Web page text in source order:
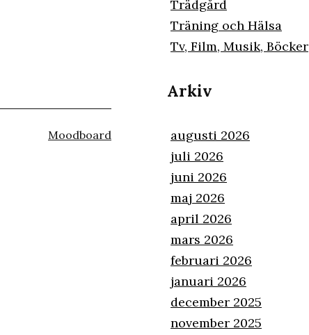
Kategoriserat
Moodboard
Trädgård
Träning och Hälsa
Tv, Film, Musik, Böcker
Arkiv
augusti 2026
juli 2026
juni 2026
maj 2026
april 2026
mars 2026
februari 2026
januari 2026
december 2025
november 2025